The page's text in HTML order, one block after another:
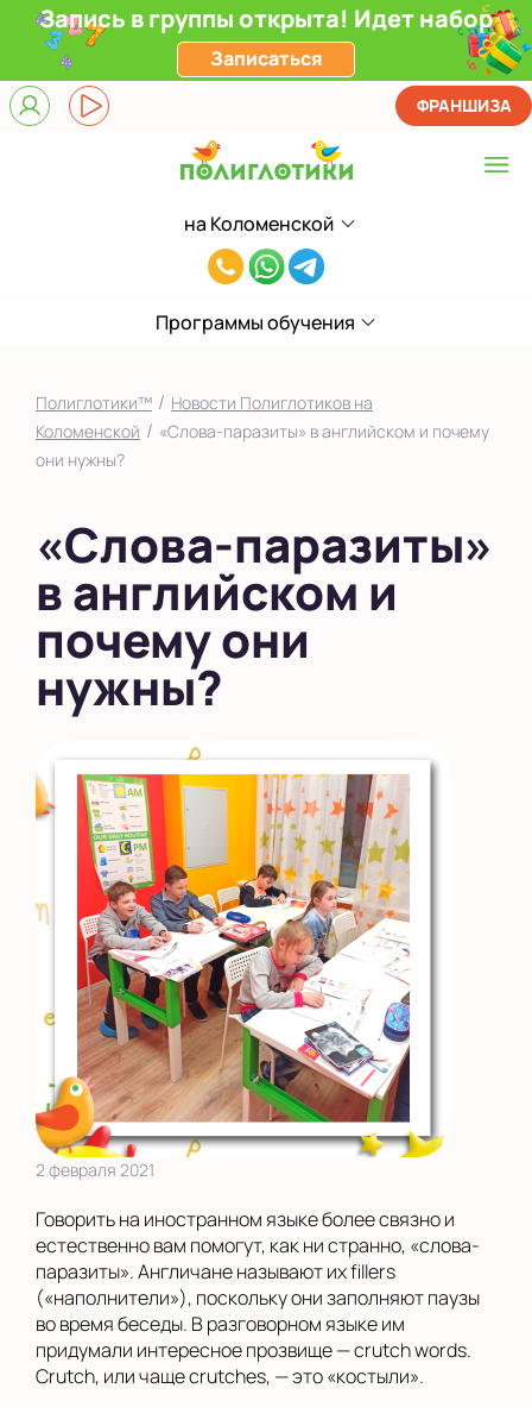
Запись в группы открыта! Идет набор
Записаться
на Коломенской
Выберите центр
Верхние Лихоборы
ЖК Прокшино
Фили
во Внуково
на Беломорской
на Домодедовской
в Московской
области
Показать на карте
Выбрать другой город
8(929)520-
80
ФРАНШИЗА
Программы обучения
Полиглотики™ / Новости Полиглотиков на
Коломенской / «Слова-паразиты» в английском и почему
они нужны?
«Слова-паразиты»
в английском и
почему они
нужны?
2 февраля 2021
Говорить на иностранном языке более связно и
естественно вам помогут, как ни странно, «слова-
паразиты». Англичане называют их fillers
(«наполнители»), поскольку они заполняют паузы
во время беседы. В разговорном языке им
придумали интересное прозвище — crutch words.
Crutch, или чаще crutches, — это «костыли».